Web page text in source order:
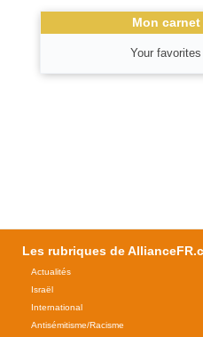
Mon
Your
Les rubriques de
Actualités
Israël
International
Antisémitisme/Racisme